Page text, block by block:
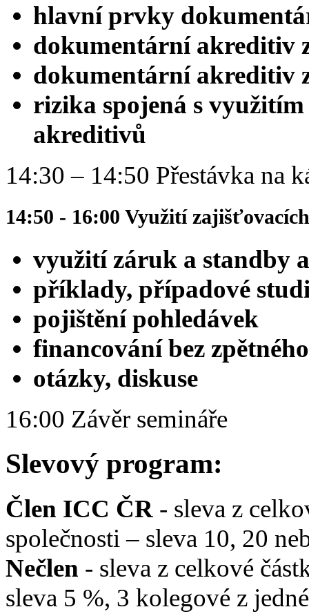
hlavní prvky
dokumentární akreditiv
dokumentární akreditiv
rizika spojená s
akreditivů
14:30 – 14:50 Přestávka na
14:50 - 16:00 Využití
využití záruk a standby
příklady, případové
pojištění pohledávek
financování bez
otázky, diskuse
16:00 Závěr semináře
Slevový program:
Člen ICC ČR - sleva z
společnosti – sleva 10, 20
Nečlen - sleva z celkové
sleva 5 %, 3 kolegové z